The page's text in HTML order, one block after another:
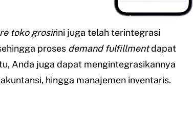
toko grosirini juga telah terintegrasi
proses demand fulfillmentdapat
Anda juga dapat mengintegrasikannya
hingga manajemen inventaris.